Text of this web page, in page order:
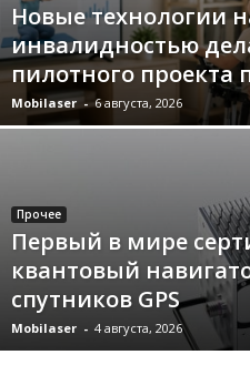
Новые технологии
инвалидностью
пилотного проекта
Mobilaser - 6 августа, 2026
Прочее
Первый в мире
квантовый
спутников GPS
Mobilaser - 4 августа, 2026